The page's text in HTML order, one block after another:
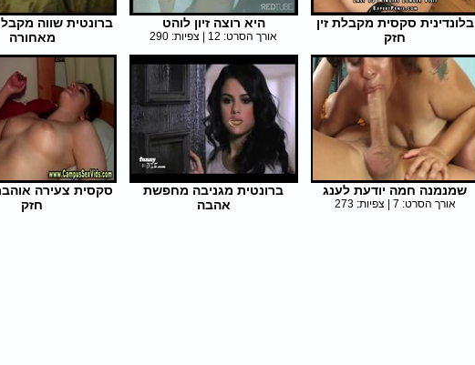
בלונדינית סקסית מקבלת זין
חזק
היא רוצה זיון לוהט
אורך הסרט: 12 | צפיות: 290
ברונטית שווה
מאחורה
שמנמנה חמה יודעת לענג
אורך הסרט: 7 | צפיות: 273
ברונטית מגניבה מחפשת
אהבה
סקסית צעירה
חזק